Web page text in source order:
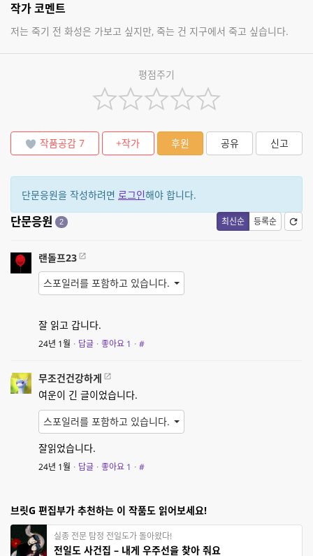
작가 코멘트
저는 죽기 전 화성은 가보고 싶지만, 죽는 건 지구에서 죽고 싶습니다.
평점주기
작품공감 7 +작가 후원 공유 신고
단문응원을 작성하려면 로그인해야 합니다.
최신순 등록순
단문응원 2
랜돌프23
스포일러를 포함하고 있습니다.
잘 읽고 갑니다.
24년 1월 · 답글 · 좋아요 1 · #
무조건건강하게
여운이 긴 글이었습니다.
스포일러를 포함하고 있습니다.
잘읽었습니다.
24년 1월 · 답글 · 좋아요 1 · #
브릿G 편집부가 추천하는 이 작품도 읽어보세요!
실종 전문 탐정 전일도가 돌아왔다!
전일도 사건집 – 내게 우주선을 찾아 줘요